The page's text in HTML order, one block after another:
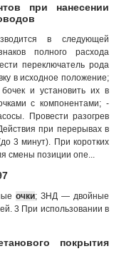
при нанесении
в следующей
полного расхода
переключатель рода
в исходное положение;
и установить их в
с компонентами; -
Провести разогрев
при перерывах в
3 минут). При коротких
смены позиции опе...
очки; ЗНД — двойные
3 При использовании в
покрытия